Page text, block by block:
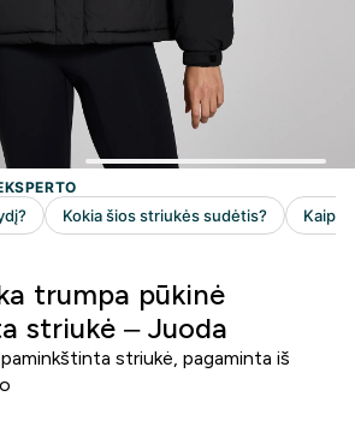
trumpa pūkinė
striukė – Juoda
striukė, pagaminta iš